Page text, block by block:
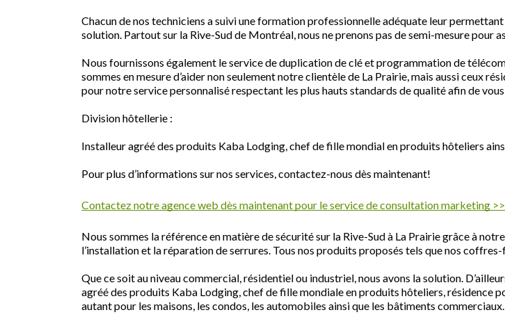
Chacun de nos techniciens a suivi une formation professionnelle adéquate leur
solution. Partout sur la Rive-Sud de Montréal, nous ne prenons pas de semi-mesure
Nous fournissons également le service de duplication de clé et programmation de
sommes en mesure d’aider non seulement notre clientèle de La Prairie, mais aussi ceux
pour notre service personnalisé respectant les plus hauts standards de qualité afin de
Division hôtellerie :
Installeur agréé des produits Kaba Lodging, chef de fille mondial en produits hôteliers
Pour plus d’informations sur nos services, contactez-nous dès maintenant!
Contactez notre agence web dès maintenant pour le service de consultation marketing >>
Nous sommes la référence en matière de sécurité sur la Rive-Sud à La Prairie grâce à
l’installation et la réparation de serrures. Tous nos produits proposés tels que nos
Que ce soit au niveau commercial, résidentiel ou industriel, nous avons la solution.
agréé des produits Kaba Lodging, chef de fille mondiale en produits hôteliers, résidence
autant pour les maisons, les condos, les automobiles ainsi que les bâtiments commerciaux.